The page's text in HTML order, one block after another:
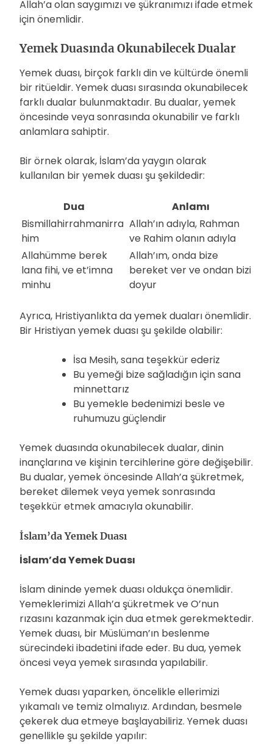
Allah’a olan saygımızı ve şükranımızı ifade etmek
için önemlidir.
Yemek Duasında Okunabilecek Dualar
Yemek duası, birçok farklı din ve kültürde önemli
bir ritüeldir. Yemek duası sırasında okunabilecek
farklı dualar bulunmaktadır. Bu dualar, yemek
öncesinde veya sonrasında okunabilir ve farklı
anlamlara sahiptir.
Bir örnek olarak, İslam’da yaygın olarak
kullanılan bir yemek duası şu şekildedir:
Dua
Anlamı
Bismillahirrahmanirra
him
Allah’ın adıyla, Rahman
ve Rahim olanın adıyla
Allahümme berek
lana fihi, ve et’imna
minhu
Allah’ım, onda bize
bereket ver ve ondan bizi
doyur
Ayrıca, Hristiyanlıkta da yemek duaları önemlidir.
Bir Hristiyan yemek duası şu şekilde olabilir:
İsa Mesih, sana teşekkür ederiz
Bu yemeği bize sağladığın için sana
minnettarız
Bu yemekle bedenimizi besle ve
ruhumuzu güçlendir
Yemek duasında okunabilecek dualar, dinin
inançlarına ve kişinin tercihlerine göre değişebilir.
Bu dualar, yemek öncesinde Allah’a şükretmek,
bereket dilemek veya yemek sonrasında
teşekkür etmek amacıyla okunabilir.
İslam’da Yemek Duası
İslam’da Yemek Duası
İslam dininde yemek duası oldukça önemlidir.
Yemeklerimizi Allah’a şükretmek ve O’nun
rızasını kazanmak için dua etmek gerekmektedir.
Yemek duası, bir Müslüman’ın beslenme
sürecindeki ibadetini ifade eder. Bu dua, yemek
öncesi veya yemek sırasında yapılabilir.
Yemek duası yaparken, öncelikle ellerimizi
yıkamalı ve temiz olmalıyız. Ardından, besmele
çekerek dua etmeye başlayabiliriz. Yemek duası
genellikle şu şekilde yapılır: